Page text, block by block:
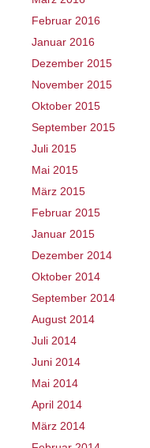
Februar 2016
Januar 2016
Dezember 2015
November 2015
Oktober 2015
September 2015
Juli 2015
Mai 2015
März 2015
Februar 2015
Januar 2015
Dezember 2014
Oktober 2014
September 2014
August 2014
Juli 2014
Juni 2014
Mai 2014
April 2014
März 2014